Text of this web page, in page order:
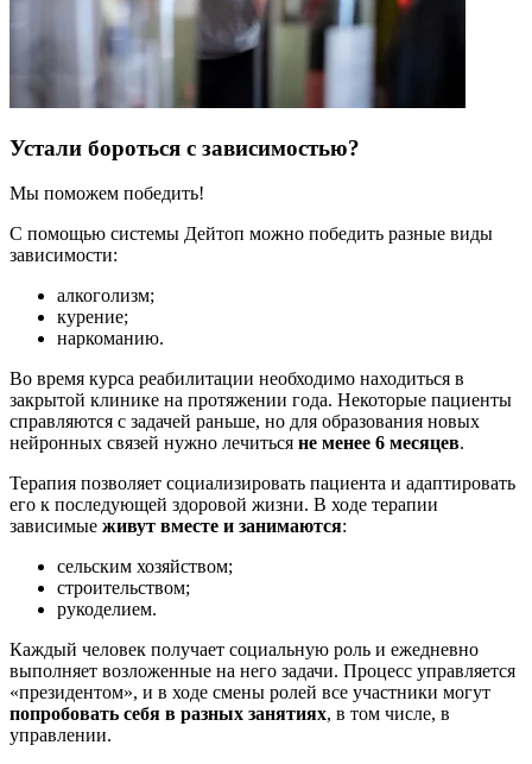
Устали бороться с зависимостью?
Мы поможем победить!
С помощью системы Дейтоп можно победить разные виды
зависимости:
алкоголизм;
курение;
наркоманию.
Во время курса реабилитации необходимо находиться в
закрытой клинике на протяжении года. Некоторые пациенты
справляются с задачей раньше, но для образования новых
нейронных связей нужно лечиться не менее 6 месяцев.
Терапия позволяет социализировать пациента и адаптировать
его к последующей здоровой жизни. В ходе терапии
зависимые живут вместе и занимаются:
сельским хозяйством;
строительством;
рукоделием.
Каждый человек получает социальную роль и ежедневно
выполняет возложенные на него задачи. Процесс управляется
«президентом», и в ходе смены ролей все участники могут
попробовать себя в разных занятиях, в том числе, в
управлении.